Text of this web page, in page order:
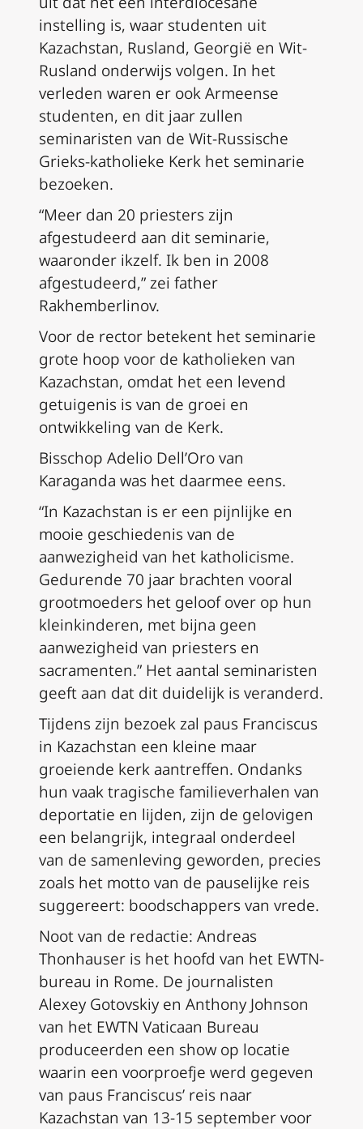
instelling is, waar studenten uit
Kazachstan, Rusland, Georgië en Wit-
Rusland onderwijs volgen. In het
verleden waren er ook Armeense
studenten, en dit jaar zullen
seminaristen van de Wit-Russische
Grieks-katholieke Kerk het seminarie
bezoeken.
“Meer dan 20 priesters zijn
afgestudeerd aan dit seminarie,
waaronder ikzelf. Ik ben in 2008
afgestudeerd,” zei father
Rakhemberlinov.
Voor de rector betekent het seminarie
grote hoop voor de katholieken van
Kazachstan, omdat het een levend
getuigenis is van de groei en
ontwikkeling van de Kerk.
Bisschop Adelio Dell’Oro van
Karaganda was het daarmee eens.
“In Kazachstan is er een pijnlijke en
mooie geschiedenis van de
aanwezigheid van het katholicisme.
Gedurende 70 jaar brachten vooral
grootmoeders het geloof over op hun
kleinkinderen, met bijna geen
aanwezigheid van priesters en
sacramenten.” Het aantal seminaristen
geeft aan dat dit duidelijk is veranderd.
Tijdens zijn bezoek zal paus Franciscus
in Kazachstan een kleine maar
groeiende kerk aantreffen. Ondanks
hun vaak tragische familieverhalen van
deportatie en lijden, zijn de gelovigen
een belangrijk, integraal onderdeel
van de samenleving geworden, precies
zoals het motto van de pauselijke reis
suggereert: boodschappers van vrede.
Noot van de redactie: Andreas
Thonhauser is het hoofd van het EWTN-
bureau in Rome. De journalisten
Alexey Gotovskiy en Anthony Johnson
van het EWTN Vaticaan Bureau
produceerden een show op locatie
waarin een voorproefje werd gegeven
van paus Franciscus’ reis naar
Kazachstan van 13-15 september voor